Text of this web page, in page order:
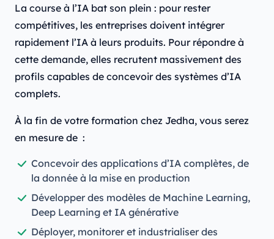
La course à l’IA bat son plein : pour rester
compétitives, les entreprises doivent intégrer
rapidement l’IA à leurs produits. Pour répondre à
cette demande, elles recrutent massivement des
profils capables de concevoir des systèmes d’IA
complets.
À la fin de votre formation chez Jedha, vous serez
en mesure de :
Concevoir des applications d’IA complètes, de
la donnée à la mise en production
Développer des modèles de Machine Learning,
Deep Learning et IA générative
Déployer, monitorer et industrialiser des